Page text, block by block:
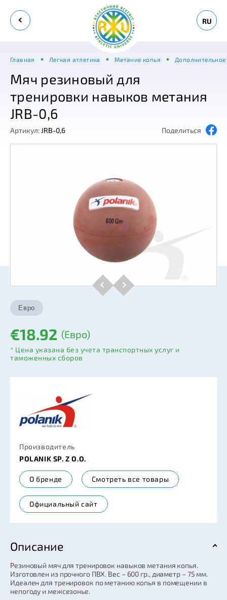
RU
Главная Легкая атлетика Метание копья
Артикул: JRB-0,6 Поделиться
Мяч резиновый для
тренировки навыков метания
JRB-0,6
€18.92 (Евро)
* Цена указана без учета транспортных услуг и
таможенных сборов
Производитель
POLANIK SP. Z O.O.
О бренде Смотреть все товары
Официальный сайт
Описание
Резиновый мяч для тренировок навыков метания копья.
Изготовлен из прочного ПВХ. Вес – 600 гр., диаметр – 75 мм.
Идеален для тренировок по метанию копья в помещении в
непогоду и межсезонье.